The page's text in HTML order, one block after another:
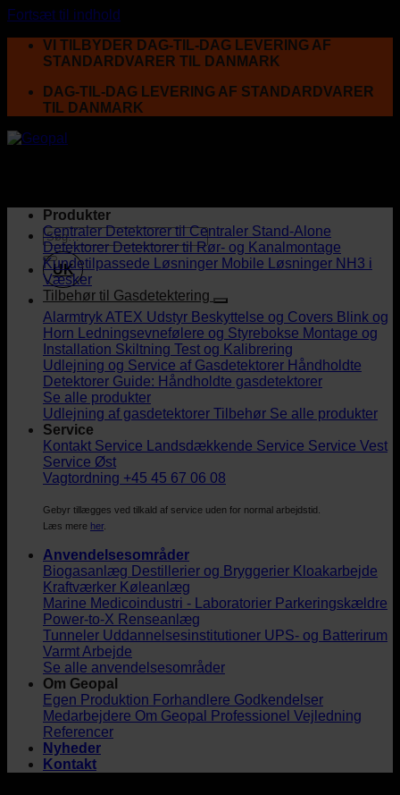
Fortsæt til indhold
VI TILBYDER DAG-TIL-DAG LEVERING AF
STANDARDVARER TIL DANMARK
DAG-TIL-DAG LEVERING AF STANDARDVARER
TIL DANMARK
UK
Produkter
Centraler Detektorer til Centraler Stand-Alone
Detektorer Detektorer til Rør- og Kanalmontage
Kundetilpassede Løsninger Mobile Løsninger NH3 i
Væsker
Tilbehør til Gasdetektering
AlarmtrykATEX Udstyr Beskyttelse og Covers Blink og
Horn
Ledningsevnefølere og Styrebokse Montage og
Installation Skiltning Test og Kalibrering
Udlejning og Service af Gasdetektorer Håndholdte
Detektorer Guide: Håndholdte gasdetektorer
Se alle produkter
Udlejning af gasdetektorer Tilbehør Se alle produkter
Service
Kontakt Service
Landsdækkende Service Service Vest
Service Øst
Vagtordning +45 45 67 06 08
Gebyr tillægges ved tilkald af service uden for normal arbejdstid.
Læs mere her.
Anvendelsesområder
Biogasanlæg Destillerier og Bryggerier Kloakarbejde
Kraftværker Køleanlæg
Marine Medicoindustri - Laboratorier Parkeringskældre
Power-to-X Renseanlæg
Tunneler Uddannelsesinstitutioner UPS- og Batterirum
Varmt Arbejde
Se alle anvendelsesområder
Om Geopal
Egen Produktion Forhandlere Godkendelser
Medarbejdere Om Geopal
Professionel Vejledning
Referencer
Nyheder
Kontakt